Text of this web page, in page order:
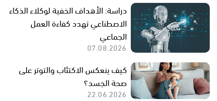
دراسة: الأهداف الخفية لوكلاء الذكاء
الاصطناعي تهدد كفاءة العمل
الجماعي
07.08.2026
كيف ينعكس الاكتئاب والتوتر على
صحة الجسد؟
22.06.2026